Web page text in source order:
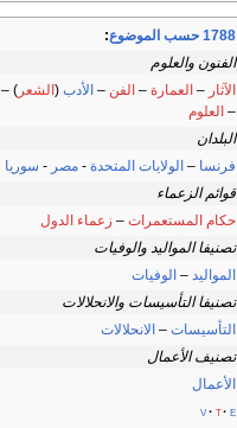
1788 حسب الموضوع
:
الفنون والعلوم
الآثار – العمارة – الفن – الأدب (الشعر ) –
– العلوم
البلدان
فرنسا – الولايات المتحدة - مصر - سوريا
قوائم الزعماء
حكام المستعمرات – زعماء الدول
تصنيفا المواليد والوفيات
المواليد – الوفيات
تصنيفا التأسيسات والانحلالات
التأسيسات – الانحلالات
تصنيف الأعمال
الأعمال
v t e